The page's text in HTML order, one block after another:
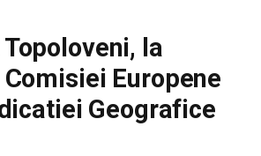
la
Europene
Geografice